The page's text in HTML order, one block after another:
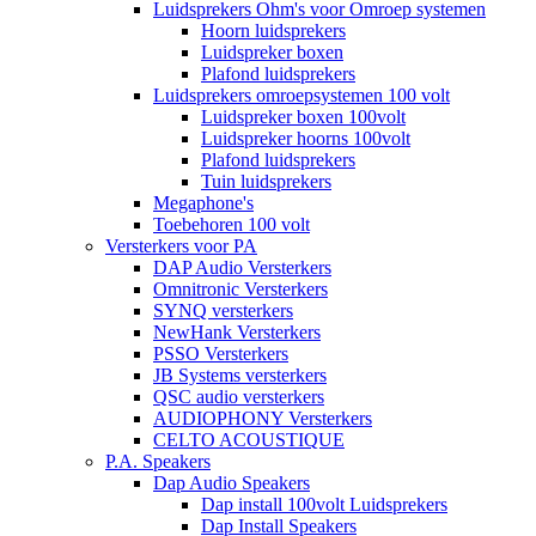
Luidsprekers Ohm's voor Omroep systemen
Hoorn luidsprekers
Luidspreker boxen
Plafond luidsprekers
Luidsprekers omroepsystemen 100 volt
Luidspreker boxen 100volt
Luidspreker hoorns 100volt
Plafond luidsprekers
Tuin luidsprekers
Megaphone's
Toebehoren 100 volt
Versterkers voor PA
DAP Audio Versterkers
Omnitronic Versterkers
SYNQ versterkers
NewHank Versterkers
PSSO Versterkers
JB Systems versterkers
QSC audio versterkers
AUDIOPHONY Versterkers
CELTO ACOUSTIQUE
P.A. Speakers
Dap Audio Speakers
Dap install 100volt Luidsprekers
Dap Install Speakers